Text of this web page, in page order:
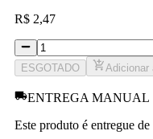
R$ 2,47
ESGOTADO Adicionar
ENTREGA MANUAL
Este produto é entregue